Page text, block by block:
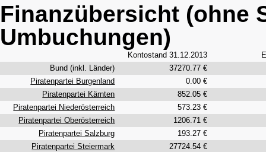
Finanzübersicht (ohne
Umbuchungen)
Kontostand 31.12.2013
Bund (inkl. Länder)
37270.77 €
Piratenpartei Burgenland
0.00 €
Piratenpartei Kärnten
852.05 €
Piratenpartei Niederösterreich
573.23 €
Piratenpartei Oberösterreich
1206.71 €
Piratenpartei Salzburg
193.27 €
Piratenpartei Steiermark
27724.54 €